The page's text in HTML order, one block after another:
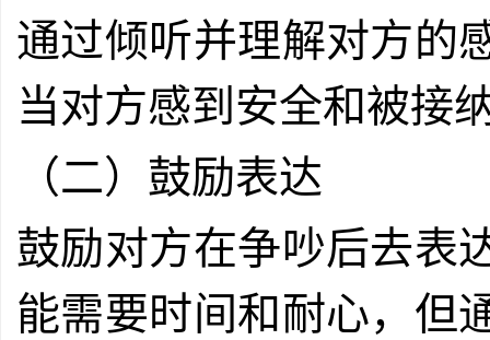
通过倾听并理解对方的
当对方感到安全和被接
（二）鼓励表达
鼓励对方在争吵后去表
能需要时间和耐心，但